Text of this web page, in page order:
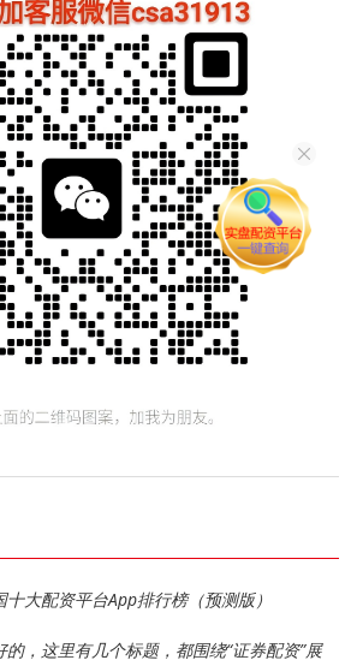
大配资平台App排行榜（预测版）
，这里有几个标题，都围绕“证券配资”展